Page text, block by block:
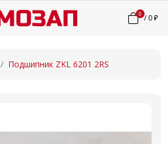
0 /0 ₽
Подшипник ZKL 6201 2RS